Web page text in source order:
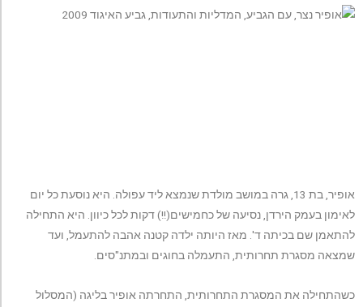
אופיר, בת 13, גרה במושב מולדת שנמצא ליד עפולה. היא נוסעת כל יום
לאימון בעמק הירדן, נסיעה של כחמישים(!!) דקות לכל כיוון. היא התחילה
להתאמן שם בכיתה ד'. מאז היותה ילדה קטנה אהבה להתעמל, ועד
שמצאה מסגרת תחרותית, התעמלה בחוגים ובמתנ"סים.
כשהתחילה את המסגרת התחרותית, התחרתה אופיר בליגה (המסלול